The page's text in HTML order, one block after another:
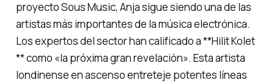
proyecto Sous Music, Anja sigue siendo una de las
artistas más importantes de la música electrónica.
Los expertos del sector han calificado a **Hilit Kolet
** como «la próxima gran revelación». Esta artista
londinense en ascenso entreteje potentes líneas